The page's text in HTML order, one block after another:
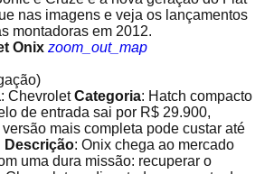
nas imagens e veja os lançamentos
montadoras em 2012.
Onix zoom_out_map
: ChevroletCategoria: Hatch compacto
de entrada sai por R$ 29.900,
mais completa pode custar até
Descrição: Onix chega ao mercado
uma dura missão: recuperar o